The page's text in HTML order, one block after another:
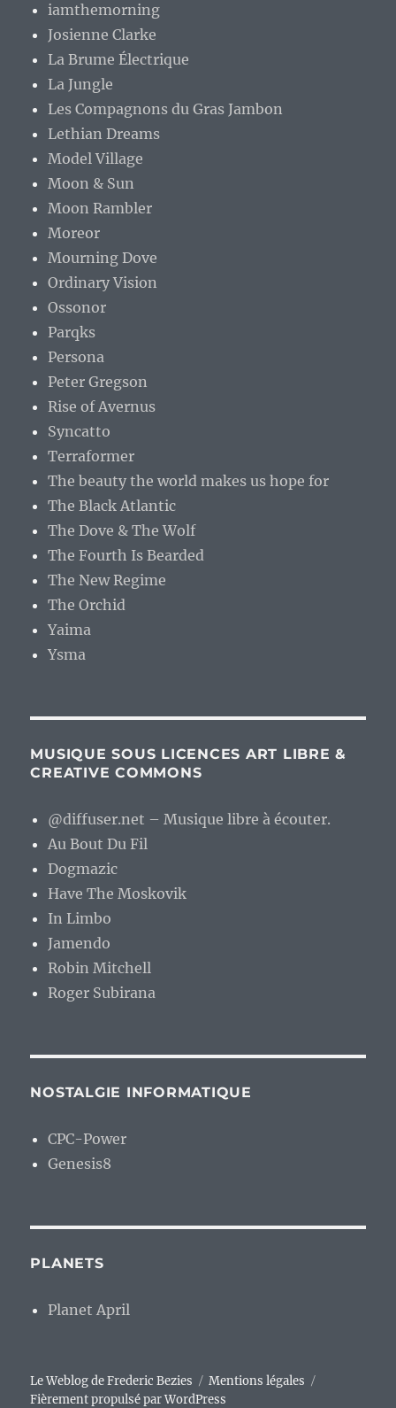
iamthemorning
Josienne Clarke
La Brume Électrique
La Jungle
Les Compagnons du Gras Jambon
Lethian Dreams
Model Village
Moon & Sun
Moon Rambler
Moreor
Mourning Dove
Ordinary Vision
Ossonor
Parqks
Persona
Peter Gregson
Rise of Avernus
Syncatto
Terraformer
The beauty the world makes us hope for
The Black Atlantic
The Dove & The Wolf
The Fourth Is Bearded
The New Regime
The Orchid
Yaima
Ysma
MUSIQUE SOUS LICENCES ART LIBRE &
CREATIVE COMMONS
@diffuser.net – Musique libre à écouter.
Au Bout Du Fil
Dogmazic
Have The Moskovik
In Limbo
Jamendo
Robin Mitchell
Roger Subirana
NOSTALGIE INFORMATIQUE
CPC-Power
Genesis8
PLANETS
Planet April
Le Weblog de Frederic Bezies
Mentions légales
Fièrement propulsé par WordPress